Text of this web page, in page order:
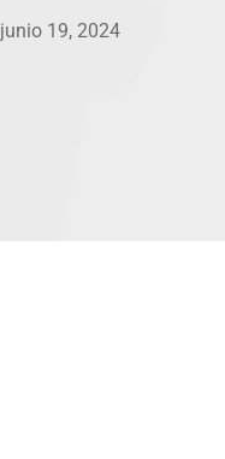
junio 19, 2024